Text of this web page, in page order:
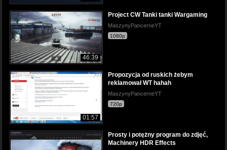
46:39
Project CW Tanki tanki Wargaming
MaszynyPancerneYT
1080p
01:57
Propozycja od ruskich żebym
reklamował WT hahah
MaszynyPancerneYT
720p
Prosty i potężny program do zdjęć,
Machinery HDR Effects